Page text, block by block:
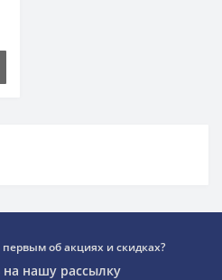
первым об акциях и скидках?
нашу рассылку